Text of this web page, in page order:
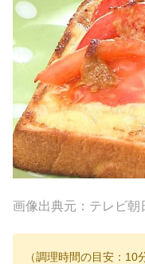
画像出典元：テレビ朝
（調理時間の目安：